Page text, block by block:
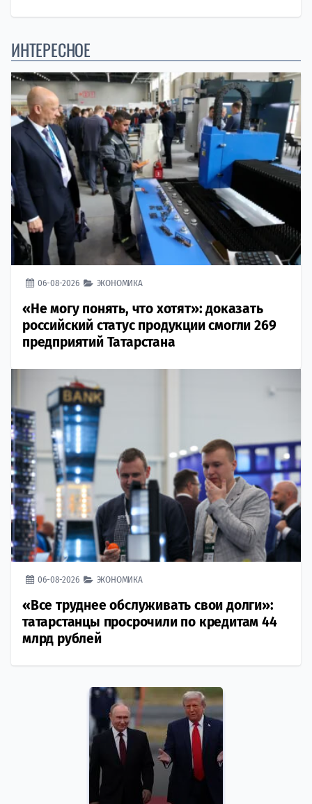
ИНТЕРЕСНОЕ
06-08-2026 ЭКОНОМИКА
«Не могу понять, что хотят»: доказать
российский статус продукции смогли 269
предприятий Татарстана
06-08-2026 ЭКОНОМИКА
«Все труднее обслуживать свои долги»:
татарстанцы просрочили по кредитам 44
млрд рублей